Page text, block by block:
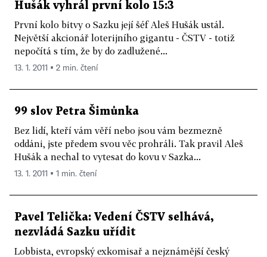
Hušák vyhrál první kolo 15:3
První kolo bitvy o Sazku její šéf Aleš Hušák ustál.
Největší akcionář loterijního gigantu - ČSTV - totiž
nepočítá s tím, že by do zadlužené...
13. 1. 2011 ▪ 2 min. čtení
99 slov Petra Šimůnka
Bez lidí, kteří vám věří nebo jsou vám bezmezně
oddáni, jste předem svou věc prohráli. Tak pravil Aleš
Hušák a nechal to vytesat do kovu v Sazka...
13. 1. 2011 ▪ 1 min. čtení
Pavel Telička: Vedení ČSTV selhává,
nezvládá Sazku uřídit
Lobbista, evropský exkomisař a nejznámější český